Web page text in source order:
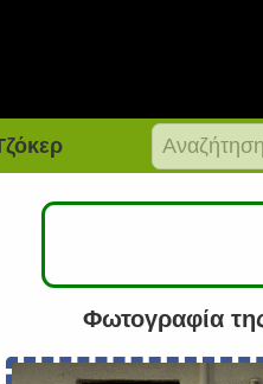
Φωτογραφία